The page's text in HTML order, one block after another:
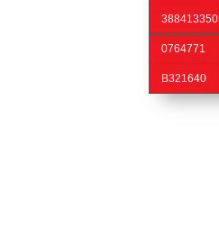
0764771
B321640